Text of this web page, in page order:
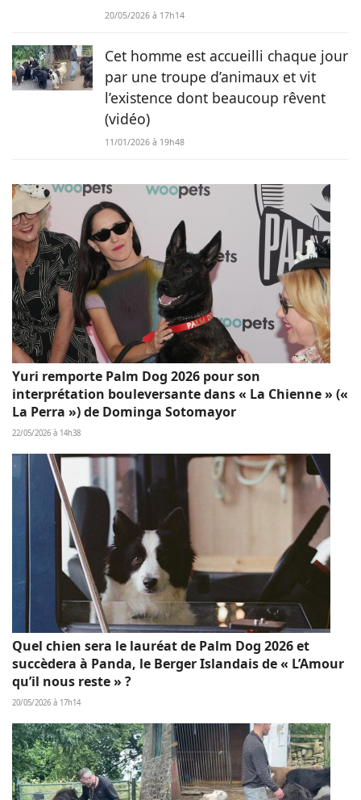
20/05/2026 à 17h14
Cet homme est accueilli chaque jour
par une troupe d’animaux et vit
l’existence dont beaucoup rêvent
(vidéo)
11/01/2026 à 19h48
Yuri remporte Palm Dog 2026 pour son
interprétation bouleversante dans « La Chienne » («
La Perra ») de Dominga Sotomayor
22/05/2026 à 14h38
Quel chien sera le lauréat de Palm Dog 2026 et
succèdera à Panda, le Berger Islandais de « L’Amour
qu’il nous reste » ?
20/05/2026 à 17h14